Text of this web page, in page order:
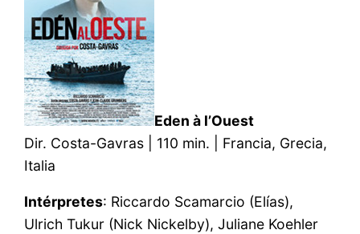
Eden à l’Ouest
Dir. Costa-Gavras | 110 min. | Francia, Grecia,
Italia
Intérpretes: Riccardo Scamarcio (Elías),
Ulrich Tukur (Nick Nickelby), Juliane Koehler